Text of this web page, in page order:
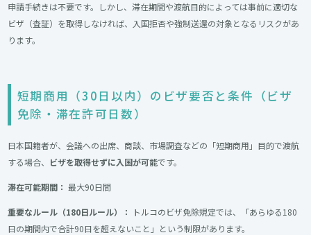
申請手続きは不要です。しかし、滞在期間や渡航目的によっては事前に適切な
ビザ（査証）を取得しなければ、入国拒否や強制送還の対象となるリスクがあ
ります。
短期商用（30日以内）のビザ要否と条件（ビザ
免除・滞在許可日数）
日本国籍者が、会議への出席、商談、市場調査などの「短期商用」目的で渡航
する場合、
ビザを取得せずに入国が可能です。
滞在可能期間： 最大90日間
重要なルール（180日ルール）：
トルコのビザ免除規定では、「あらゆる180
日の期間内で合計90日を超えないこと」という制限があります。